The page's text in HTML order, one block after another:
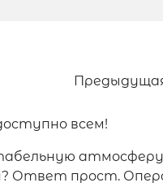
всем!
Ответ прост.